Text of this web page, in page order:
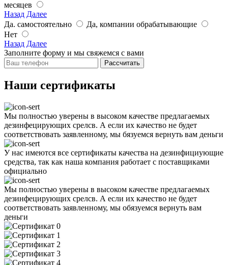
месяцев
Назад Далее
Да. самостоятельно
Да, компании обрабатывающие
Нет
Назад Далее
Заполните форму и мы свяжемся с вами
Рассчитать
Наши сертификаты
Мы полностью уверены в высоком качестве предлагаемых
дезинфецирующих срелсв. А если их качество не будет
соответствовать заявленному, мы бязуемся вернуть вам деньги
У нас имеются все сертификаты качества на дезинфициующие
средства, так как наша компания работает с поставщиками
официально
Мы полностью уверены в высоком качестве предлагаемых
дезинфецирующих срелсв. А если их качество не будет
соответствовать заявленному, мы обязуемся вернуть вам
деньги